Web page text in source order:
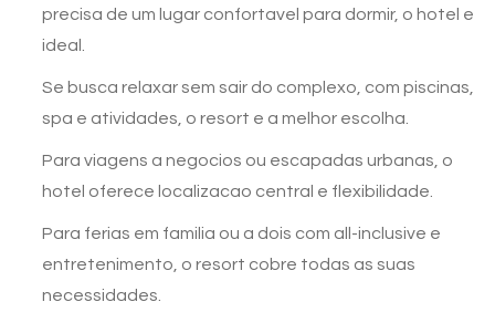
precisa de um lugar confortavel para dormir, o hotel e
ideal.
Se busca relaxar sem sair do complexo, com piscinas,
spa e atividades, o resort e a melhor escolha.
Para viagens a negocios ou escapadas urbanas, o
hotel oferece localizacao central e flexibilidade.
Para ferias em familia ou a dois com all-inclusive e
entretenimento, o resort cobre todas as suas
necessidades.